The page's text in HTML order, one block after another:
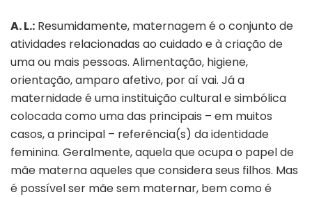
A. L.: Resumidamente, maternagem é o conjunto de
atividades relacionadas ao cuidado e à criação de
uma ou mais pessoas. Alimentação, higiene,
orientação, amparo afetivo, por aí vai. Já a
maternidade é uma instituição cultural e simbólica
colocada como uma das principais – em muitos
casos, a principal – referência(s) da identidade
feminina. Geralmente, aquela que ocupa o papel de
mãe materna aqueles que considera seus filhos. Mas
é possível ser mãe sem maternar, bem como é